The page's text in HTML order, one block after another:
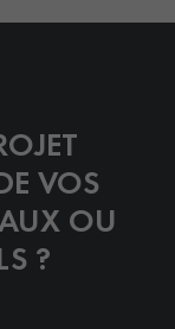
VOS
OU
?